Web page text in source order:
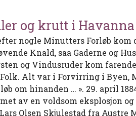
og krutt i Havanna
nogle Minutters Forløb kom
Knald, saa Gaderne og
og Vindusruder kom
Folk. Alt var i Forvirring i Byen,
om hinanden … ». 29. april
av en voldsom eksplosjon
Olsen Skjulestad fra Austre